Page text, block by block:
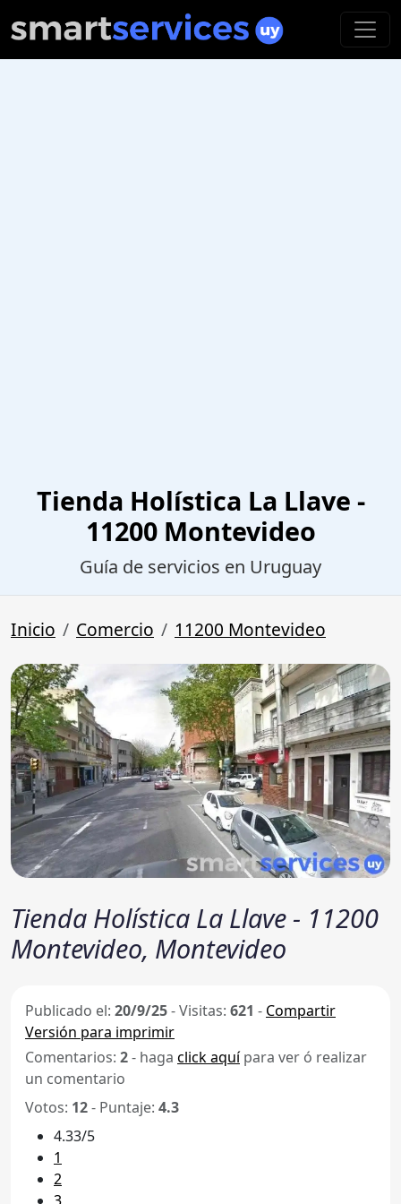
Tienda Holística La Llave -
11200 Montevideo
Guía de servicios en Uruguay
Inicio Comercio 11200 Montevideo
Tienda Holística La Llave - 11200
Montevideo, Montevideo
Publicado el: 20/9/25-Visitas: 621 - Compartir
Versión para imprimir
Comentarios: 2- haga click aquípara ver ó realizar
un comentario
Votos: 12- Puntaje: 4.3
4.33/5
1
2
3